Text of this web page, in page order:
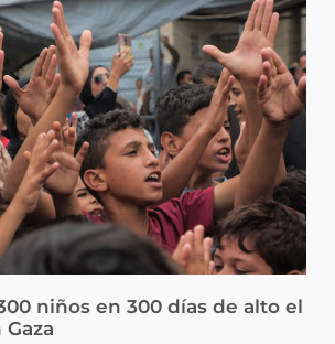
niños en 300 días de alto el